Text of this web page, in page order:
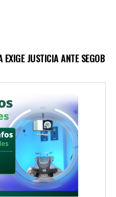
EXIGE JUSTICIA ANTE SEGOB